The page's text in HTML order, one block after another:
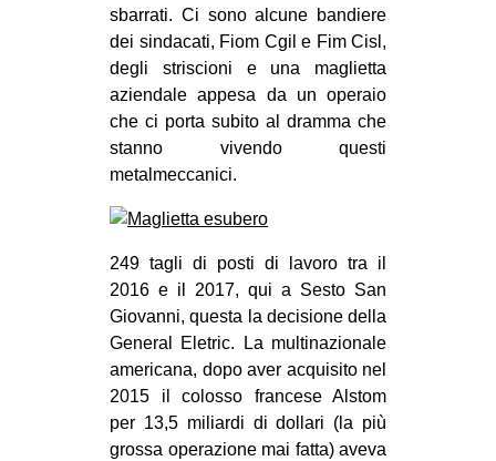
MIGRAZIONI
PRECARIATO
REPRESSIONE
STUDENTI
CULTURE
ARTE
MANIFESTI
MUSICA
RECENSIONI
INTERNAZIONALE
AFRICA
sbarrati. Ci sono alcune bandiere
dei sindacati, Fiom Cgil e Fim Cisl,
degli striscioni e una maglietta
aziendale appesa da un operaio
che ci porta subito al dramma che
stanno vivendo questi
metalmeccanici.
249 tagli di posti di lavoro tra il
2016 e il 2017, qui a Sesto San
Giovanni, questa la decisione della
General Eletric. La multinazionale
americana, dopo aver acquisito nel
2015 il colosso francese Alstom
per 13,5 miliardi di dollari (la più
grossa operazione mai fatta) aveva